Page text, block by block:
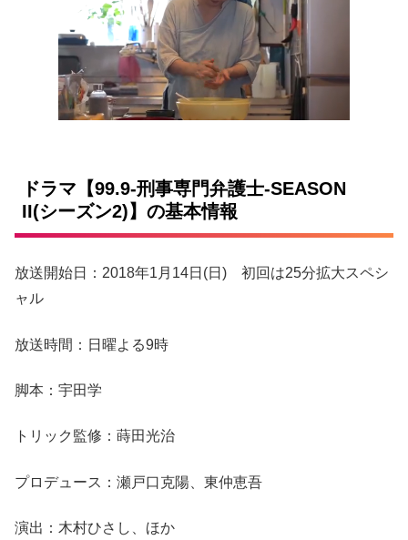
ドラマ【99.9-刑事専門弁護士-SEASON
II(シーズン2)】の基本情報
放送開始日：2018年1月14日(日) 初回は25分拡大スペシ
ャル
放送時間：日曜よる9時
脚本：宇田学
トリック監修：蒔田光治
プロデュース：瀬戸口克陽、東仲恵吾
演出：木村ひさし、ほか